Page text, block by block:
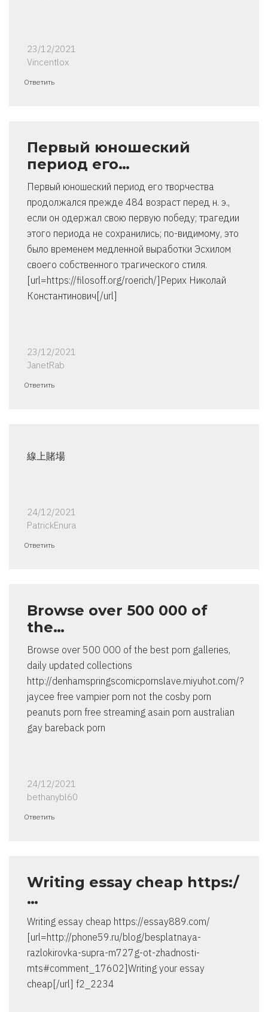
23/12/2021
Vincentlox
Ответить
Первый юношеский
период его…
Первый юношеский период его творчества
продолжался прежде 484 возраст перед н. э.,
если он одержал свою первую победу; трагедии
этого периода не сохранились; по-видимому, это
было временем медленной выработки Эсхилом
своего собственного трагического стиля.
[url=https://filosoff.org/roerich/]Рерих Николай
Константинович[/url]
23/12/2021
JanetRab
Ответить
線上賭場
24/12/2021
PatrickEnura
Ответить
Browse over 500 000 of
the…
Browse over 500 000 of the best porn galleries,
daily updated collections
http://denhamspringscomicpornslave.miyuhot.com/?
jaycee free vampier porn not the cosby porn
peanuts porn free streaming asain porn australian
gay bareback porn
24/12/2021
bethanybl60
Ответить
Writing essay cheap https:/
…
Writing essay cheap https://essay889.com/
[url=http://phone59.ru/blog/besplatnaya-
razlokirovka-supra-m727g-ot-zhadnosti-
mts#comment_17602]Writing your essay
cheap[/url] f2_2234